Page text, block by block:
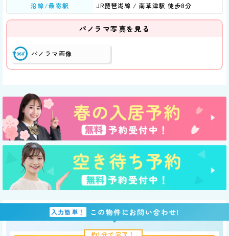
沿線/最寄駅
JR琵琶湖線 / 南草津駅 徒歩8分
パノラマ写真を見る
パノラマ画像
入力簡単！ この物件にお問い合わせ!